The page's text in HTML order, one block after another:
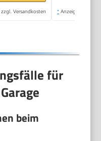
Versandkosten * Anzeige
für
beim